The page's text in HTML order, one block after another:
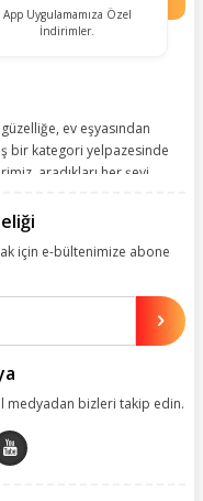
App Uygulamamıza Özel
İndirimler.
ev eşyasından
bir kategori yelpazesinde
aradıkları her şeyi
sunarken deneyiminize
memnuniyetini
için e-bültenimize abone
medyadan bizleri takip edin.